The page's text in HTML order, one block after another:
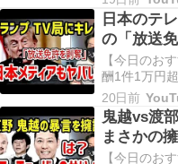
の本物の熟
【YouTube
れている恋
面白いスト
ル…
日本のテ
の「放送
事ではな
【今日のお
酬1件1万円
ASPインフ
らない！？
パンツ・食
【PR】40代
日更新！↓ ↓
20日前
鬼越vs渡
まさかの
せい」で
【今日のお